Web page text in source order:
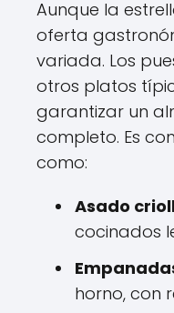
Aunque la
oferta
variada. Los
otros platos
garantizar un
completo. Es
como:
Asado
cocinados
horno, con